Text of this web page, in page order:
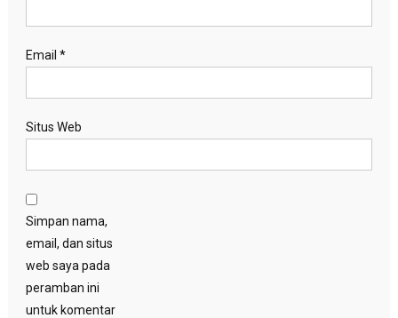
Email *
Situs Web
Simpan nama,
email, dan situs
web saya pada
peramban ini
untuk komentar